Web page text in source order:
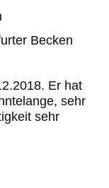
Becken
Er hat
sehr
sehr